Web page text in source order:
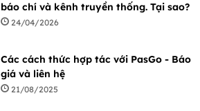
báo chí và kênh truyền thống. Tại sao?
24/04/2026
Các cách thức hợp tác với PasGo - Báo
giá và liên hệ
21/08/2025